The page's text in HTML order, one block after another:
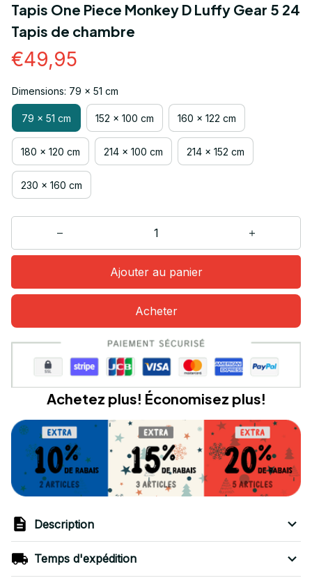
Tapis One Piece Monkey D Luffy Gear 5 24
Tapis de chambre
€49,95
Dimensions: 79 x 51 cm
79 x 51 cm 152 x 100 cm 160 x 122 cm
180 x 120 cm 214 x 100 cm 214 x 152 cm
230 x 160 cm
Ajouter au panier
Acheter
Achetez plus! Économisez plus!
Description
Temps d'expédition